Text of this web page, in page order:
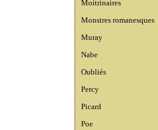
Moitrinaires
Monstres romanesques
Muray
Nabe
Oubliés
Percy
Picard
Poe